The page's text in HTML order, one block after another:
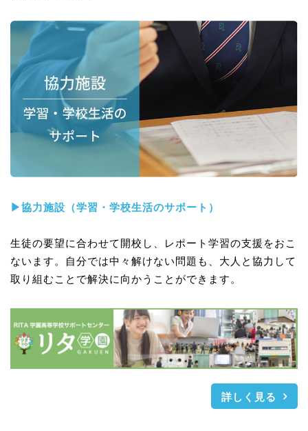
▶協力施設（学習・学校生活のサポート）
生徒の要望に合わせて開校し、レポート学習の支援をおこ
ないます。自分では中々解けない問題も、大人と協力して
取り組むことで解決に向かうことができます。
詳しく見る